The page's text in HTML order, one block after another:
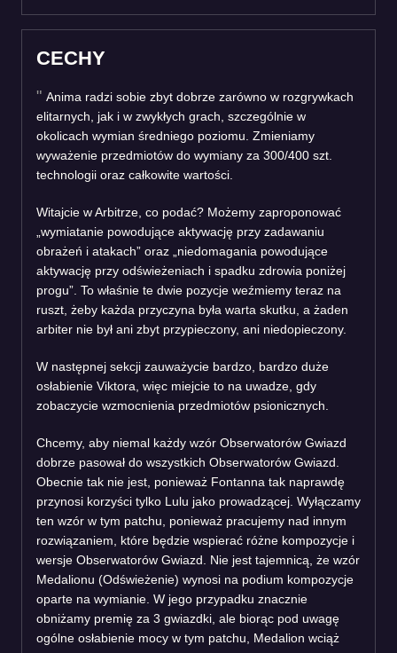
CECHY
Anima radzi sobie zbyt dobrze zarówno w rozgrywkach
elitarnych, jak i w zwykłych grach, szczególnie w
okolicach wymian średniego poziomu. Zmieniamy
wyważenie przedmiotów do wymiany za 300/400 szt.
technologii oraz całkowite wartości.
Witajcie w Arbitrze, co podać? Możemy zaproponować
„wymiatanie powodujące aktywację przy zadawaniu
obrażeń i atakach” oraz „niedomagania powodujące
aktywację przy odświeżeniach i spadku zdrowia poniżej
progu”. To właśnie te dwie pozycje weźmiemy teraz na
ruszt, żeby każda przyczyna była warta skutku, a żaden
arbiter nie był ani zbyt przypieczony, ani niedopieczony.
W następnej sekcji zauważycie bardzo, bardzo duże
osłabienie Viktora, więc miejcie to na uwadze, gdy
zobaczycie wzmocnienia przedmiotów psionicznych.
Chcemy, aby niemal każdy wzór Obserwatorów Gwiazd
dobrze pasował do wszystkich Obserwatorów Gwiazd.
Obecnie tak nie jest, ponieważ Fontanna tak naprawdę
przynosi korzyści tylko Lulu jako prowadzącej. Wyłączamy
ten wzór w tym patchu, ponieważ pracujemy nad innym
rozwiązaniem, które będzie wspierać różne kompozycje i
wersje Obserwatorów Gwiazd. Nie jest tajemnicą, że wzór
Medalionu (Odświeżenie) wynosi na podium kompozycje
oparte na wymianie. W jego przypadku znacznie
obniżamy premię za 3 gwiazdki, ale biorąc pod uwagę
ogólne osłabienie mocy w tym patchu, Medalion wciąż